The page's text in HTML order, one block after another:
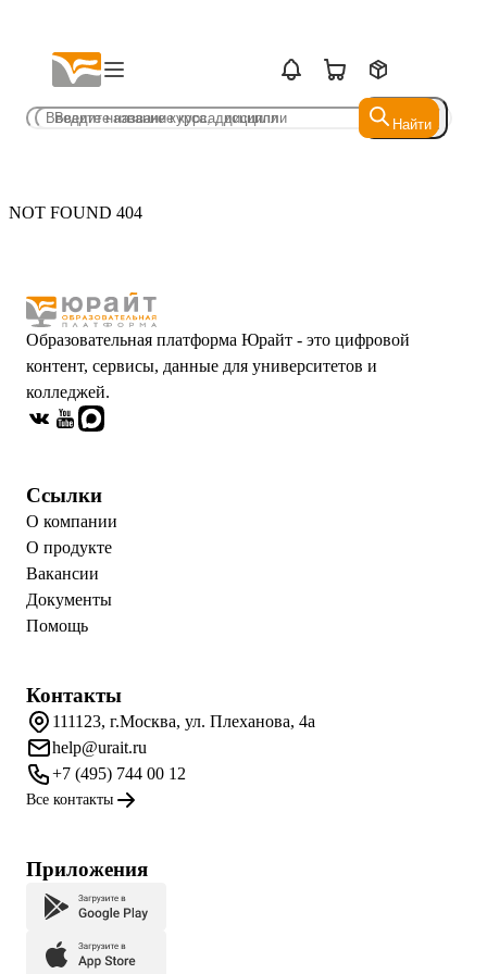
Найти
Найти
NOT FOUND 404
Образовательная платформа Юрайт - это цифровой
контент, сервисы, данные для университетов и
колледжей.
Ссылки
О компании
О продукте
Вакансии
Документы
Помощь
Контакты
111123, г.Москва, ул. Плеханова, 4а
help@urait.ru
+7 (495) 744 00 12
Все контакты
Приложения